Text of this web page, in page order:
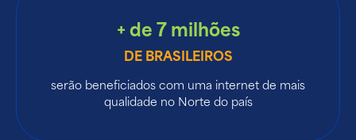
+ de 7 milhões
DE BRASILEIROS
serão beneficiados com uma internet de mais
qualidade no Norte do país